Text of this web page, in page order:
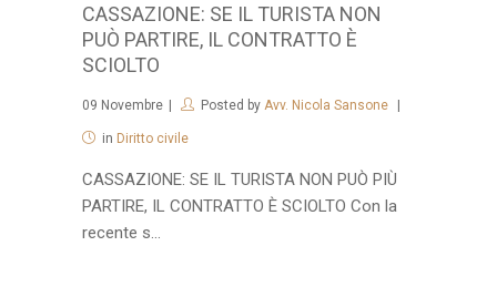
CASSAZIONE: SE IL TURISTA NON
PUÒ PARTIRE, IL CONTRATTO È
SCIOLTO
09 Novembre Posted by Avv. Nicola Sansone
in Diritto civile
CASSAZIONE: SE IL TURISTA NON PUÒ PIÙ
PARTIRE, IL CONTRATTO È SCIOLTO Con la
recente s...